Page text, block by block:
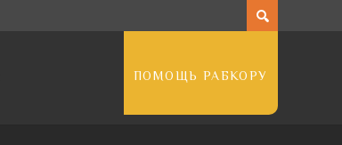
ПОМОЩЬ РАБКОРУ